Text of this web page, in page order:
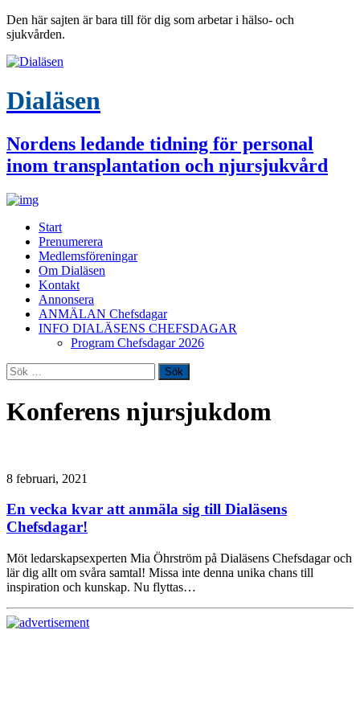
Den här sajten är bara till för dig som arbetar i hälso- och
sjukvården.
Dialäsen
Nordens ledande tidning för personal
inom transplantation och njursjukvård
Start
Prenumerera
Medlemsföreningar
Om Dialäsen
Kontakt
Annonsera
ANMÄLAN Chefsdagar
INFO DIALÄSENS CHEFSDAGAR
Program Chefsdagar 2026
Sök
efter:
Konferens njursjukdom
8 februari, 2021
En vecka kvar att anmäla sig till Dialäsens
Chefsdagar!
Möt ledarskapsexperten Mia Öhrström på Dialäsens Chefsdagar och
lär dig allt om svåra samtal! Missa inte denna unika chans till
inspiration och kunskap. Nu flyttas…